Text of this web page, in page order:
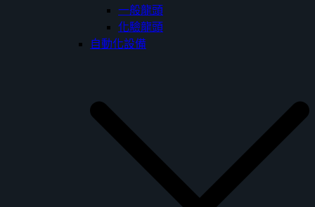
一般龍頭
化驗龍頭
自動化設備